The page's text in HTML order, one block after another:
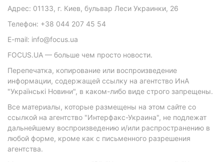
Адрес: 01133, г. Киев, бульвар Леси Украинки, 26
Телефон: +38 044 207 45 54
E-mail: info@focus.ua
FOCUS.UA — больше чем просто новости.
Перепечатка, копирование или воспроизведение
информации, содержащей ссылку на агентство ИнА
"Українські Новини", в каком-либо виде строго запрещены.
Все материалы, которые размещены на этом сайте со
ссылкой на агентство "Интерфакс-Украина", не подлежат
дальнейшему воспроизведению и/или распространению в
любой форме, кроме как с письменного разрешения
агентства.